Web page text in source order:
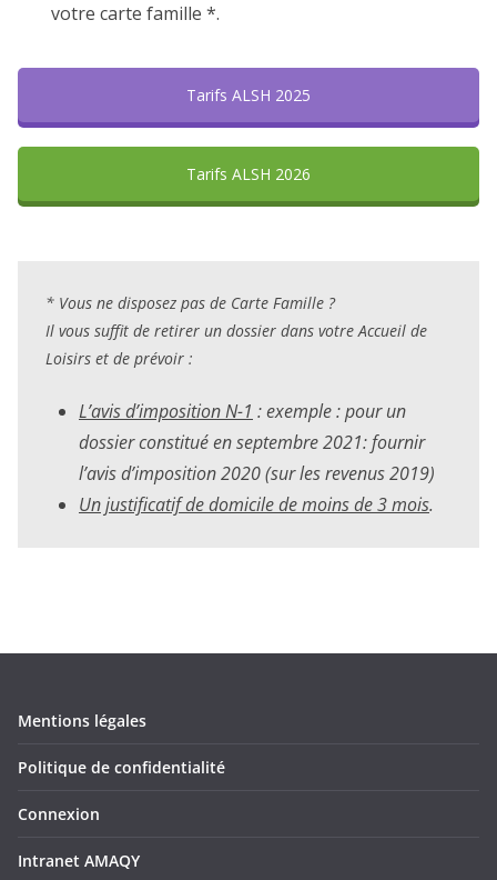
votre carte famille *.
Tarifs ALSH 2025
Tarifs ALSH 2026
* Vous ne disposez pas de Carte Famille ?
Il vous suffit de retirer un dossier dans votre Accueil de
Loisirs et de prévoir :
L’avis d’imposition N-1 : exemple : pour un
dossier constitué en septembre 2021:fournir
l’avis d’imposition 2020 (sur les revenus 2019)
Un justificatif de domicile de moins de 3 mois.
Mentions légales
Politique de confidentialité
Connexion
Intranet AMAQY